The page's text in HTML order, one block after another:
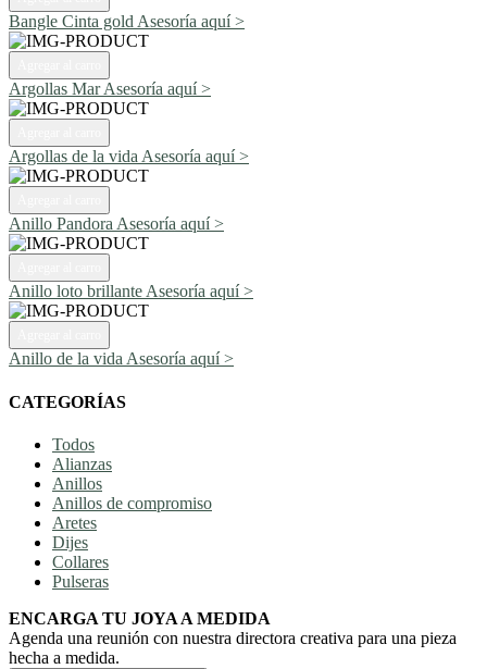
Bangle Cinta gold Asesoría aquí >
Argollas MarAsesoría aquí >
Argollas de la vida Asesoría aquí >
Anillo Pandora Asesoría aquí >
Anillo loto brillante Asesoría aquí >
Anillo de la vida Asesoría aquí >
CATEGORÍAS
Todos
Alianzas
Anillos
Anillos de compromiso
Aretes
Dijes
Collares
Pulseras
ENCARGA TU JOYA A MEDIDA
Agenda una reunión con nuestra directora creativa para una pieza
hecha a medida.